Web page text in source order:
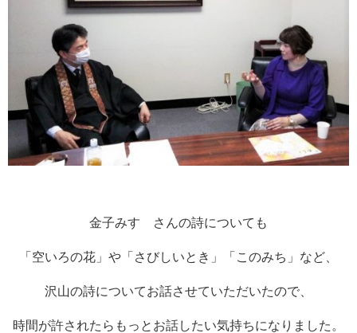
金子みすゞさんの詩についても
「空いろの花」や「さびしいとき」「このみち」など、
沢山の詩についてお話させていただいたので、
時間が許されたらもっとお話したい気持ちになりました。